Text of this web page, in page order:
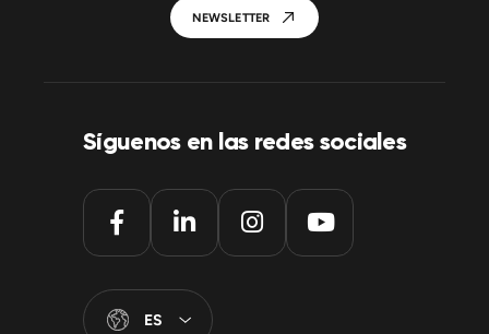
NEWSLETTER
Síguenos en las redes sociales
ES